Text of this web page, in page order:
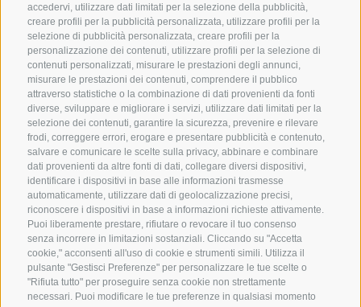
accedervi, utilizzare dati limitati per la selezione della pubblicità,
creare profili per la pubblicità personalizzata, utilizzare profili per la
selezione di pubblicità personalizzata, creare profili per la
personalizzazione dei contenuti, utilizzare profili per la selezione di
contenuti personalizzati, misurare le prestazioni degli annunci,
misurare le prestazioni dei contenuti, comprendere il pubblico
attraverso statistiche o la combinazione di dati provenienti da fonti
diverse, sviluppare e migliorare i servizi, utilizzare dati limitati per la
selezione dei contenuti, garantire la sicurezza, prevenire e rilevare
frodi, correggere errori, erogare e presentare pubblicità e contenuto,
salvare e comunicare le scelte sulla privacy, abbinare e combinare
dati provenienti da altre fonti di dati, collegare diversi dispositivi,
identificare i dispositivi in base alle informazioni trasmesse
automaticamente, utilizzare dati di geolocalizzazione precisi,
riconoscere i dispositivi in base a informazioni richieste attivamente.
Puoi liberamente prestare, rifiutare o revocare il tuo consenso
senza incorrere in limitazioni sostanziali. Cliccando su "Accetta
cookie," acconsenti all'uso di cookie e strumenti simili. Utilizza il
pulsante "Gestisci Preferenze" per personalizzare le tue scelte o
"Rifiuta tutto" per proseguire senza cookie non strettamente
necessari. Puoi modificare le tue preferenze in qualsiasi momento
Camere & Suite
Richiedi ora
Posizione e arrivo
Newsletter
Recensioni
Social Wall
Awards
Hotel Plunhof
Fam. Volgger
Obere Gasse 7
I-39040 - Ridanna - Racines
Telefono+39 0472 656247